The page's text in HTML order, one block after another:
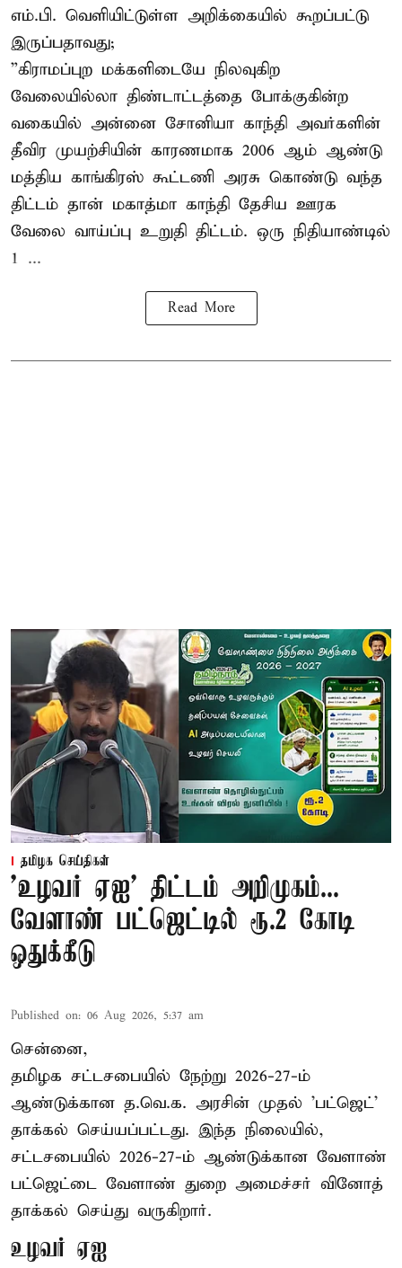
எம்.பி. வெளியிட்டுள்ள அறிக்கையில் கூறப்பட்டு
இருப்பதாவது;
”கிராமப்புற மக்களிடையே நிலவுகிற
வேலையில்லா திண்டாட்டத்தை போக்குகின்ற
வகையில் அன்னை சோனியா காந்தி அவர்களின்
தீவிர முயற்சியின் காரணமாக 2006 ஆம் ஆண்டு
மத்திய காங்கிரஸ் கூட்டணி அரசு கொண்டு வந்த
திட்டம் தான் மகாத்மா காந்தி தேசிய ஊரக
வேலை வாய்ப்பு உறுதி திட்டம். ஒரு நிதியாண்டில்
1 ...
Read More
தமிழக செய்திகள்
'உழவர் ஏஐ' திட்டம் அறிமுகம்...
வேளாண் பட்ஜெட்டில் ரூ.2 கோடி
ஒதுக்கீடு
Published on: 06 Aug 2026, 5:37 am
சென்னை,
தமிழக சட்டசபையில் நேற்று 2026-27-ம்
ஆண்டுக்கான த.வெ.க. அரசின் முதல் 'பட்ஜெட்'
தாக்கல் செய்யப்பட்டது. இந்த நிலையில்,
சட்டசபையில் 2026-27-ம் ஆண்டுக்கான வேளாண்
பட்ஜெட்டை வேளாண் துறை அமைச்சர் வினோத்
தாக்கல் செய்து வருகிறார்.
உழவர் ஏஐ